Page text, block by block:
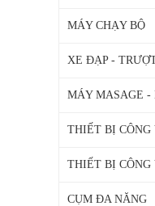
MÁY CHẠY BỘ
XE ĐẠP -
MÁY MASAGE -
THIẾT BỊ
THIẾT BỊ
CỤM ĐA NĂNG